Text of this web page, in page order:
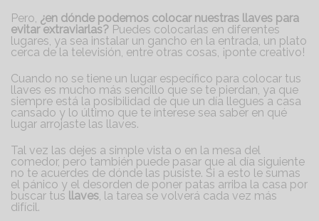
Pero, ¿en dónde podemos colocar nuestras llaves para
evitar extraviarlas? Puedes colocarlas en diferentes
lugares, ya sea instalar un gancho en la entrada, un plato
cerca de la televisión, entre otras cosas, ¡ponte creativo!
Cuando no se tiene un lugar específico para colocar tus
llaves es mucho más sencillo que se te pierdan, ya que
siempre está la posibilidad de que un día llegues a casa
cansado y lo último que te interese sea saber en qué
lugar arrojaste las llaves.
Tal vez las dejes a simple vista o en la mesa del
comedor, pero también puede pasar que al día siguiente
no te acuerdes de dónde las pusiste. Si a esto le sumas
el pánico y el desorden de poner patas arriba la casa por
buscar tus llaves , la tarea se volverá cada vez más
difícil.